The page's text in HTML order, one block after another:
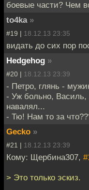
боевые части? Чем
to4ka »
#19 | 18.12.13 23:35
видать до сих пор
Hedgehog »
#20 | 18.12.13 23:39
- Петро, глянь -
- Уж больно, Василь,
навалял...
- Тю! Нам то за
Gecko »
#21 | 18.12.13 23:39
Кому: Щербина307,
> Это только эскиз.